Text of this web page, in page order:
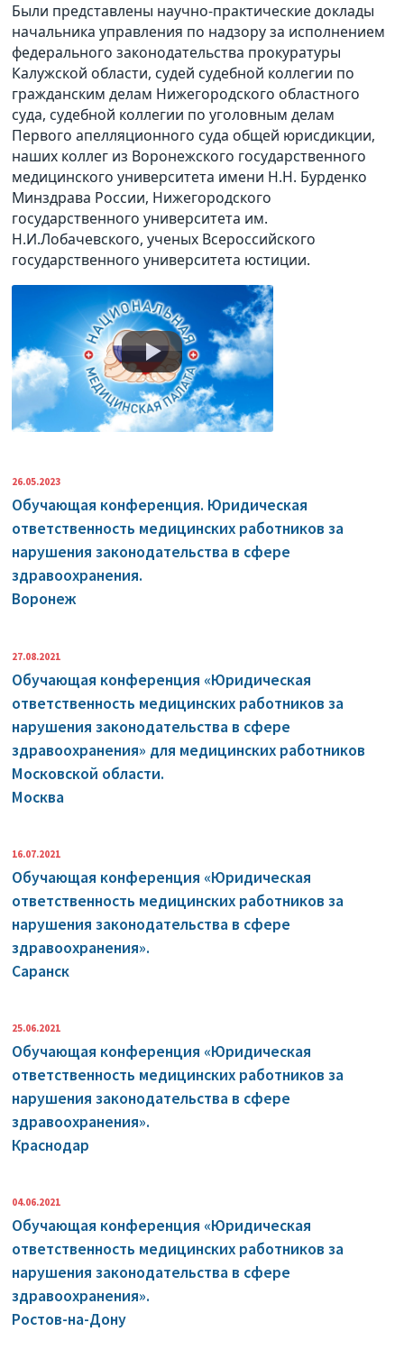
Были представлены научно-практические доклады
начальника управления по надзору за исполнением
федерального законодательства прокуратуры
Калужской области, судей судебной коллегии по
гражданским делам Нижегородского областного
суда, судебной коллегии по уголовным делам
Первого апелляционного суда общей юрисдикции,
наших коллег из Воронежского государственного
медицинского университета имени Н.Н. Бурденко
Минздрава России, Нижегородского
государственного университета им.
Н.И.Лобачевского, ученых Всероссийского
государственного университета юстиции.
26.05.2023
Обучающая конференция. Юридическая
ответственность медицинских работников за
нарушения законодательства в сфере
здравоохранения.
Воронеж
27.08.2021
Обучающая конференция «Юридическая
ответственность медицинских работников за
нарушения законодательства в сфере
здравоохранения» для медицинских работников
Московской области.
Москва
16.07.2021
Обучающая конференция «Юридическая
ответственность медицинских работников за
нарушения законодательства в сфере
здравоохранения».
Саранск
25.06.2021
Обучающая конференция «Юридическая
ответственность медицинских работников за
нарушения законодательства в сфере
здравоохранения».
Краснодар
04.06.2021
Обучающая конференция «Юридическая
ответственность медицинских работников за
нарушения законодательства в сфере
здравоохранения».
Ростов-на-Дону